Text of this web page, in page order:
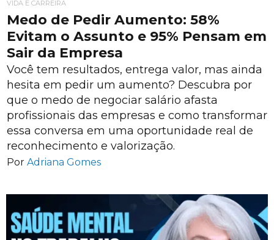
VIDA E CARREIRA
Medo de Pedir Aumento: 58%
Evitam o Assunto e 95% Pensam em
Sair da Empresa
Você tem resultados, entrega valor, mas ainda
hesita em pedir um aumento? Descubra por
que o medo de negociar salário afasta
profissionais das empresas e como transformar
essa conversa em uma oportunidade real de
reconhecimento e valorização.
Por Adriana Gomes